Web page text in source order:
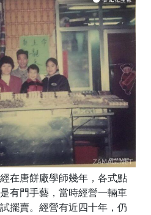
在唐餅廠學師幾年，各式點
有門手藝，當時經營一輛車
擺賣。經營有近四十年，仍